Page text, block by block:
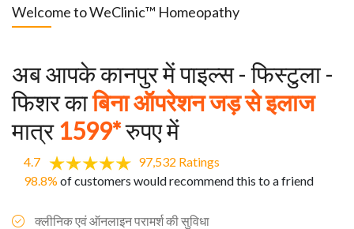
Welcome to WeClinic™ Homeopathy
अब आपके कानपुर में पाइल्स - फिस्टुला -
फिशर काबिना ऑपरेशन जड़ से इलाज
मात्र1599*रुपए में
4.7
97,532 Ratings
98.8% of customers would recommend this to a friend
क्लीनिक एवं ऑनलाइन परामर्श की सुविधा